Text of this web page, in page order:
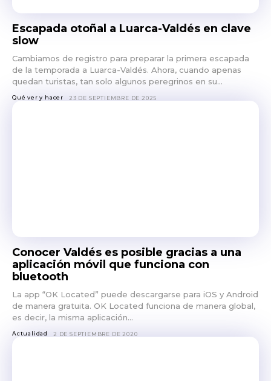
Escapada otoñal a Luarca-Valdés en clave
slow
Cambiamos de registro para preparar la primera escapada
de la temporada a Luarca-Valdés. Ahora, cuando apenas
quedan turistas, tan solo algunos peregrinos en su...
Qué ver y hacer 23 DE SEPTIEMBRE DE 2025
Conocer Valdés es posible gracias a una
aplicación móvil que funciona con
bluetooth
La app “OK Located” puede descargarse para iOS y Android
de manera gratuita. OK Located funciona de manera global,
es decir, la misma aplicación...
Actualidad 2 DE SEPTIEMBRE DE 2020